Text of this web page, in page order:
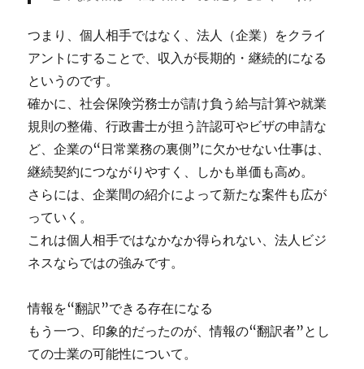
つまり、個人相手ではなく、法人（企業）をクライ
アントにすることで、収入が長期的・継続的になる
というのです。
確かに、社会保険労務士が請け負う給与計算や就業
規則の整備、行政書士が担う許認可やビザの申請な
ど、企業の“日常業務の裏側”に欠かせない仕事は、
継続契約につながりやすく、しかも単価も高め。
さらには、企業間の紹介によって新たな案件も広が
っていく。
これは個人相手ではなかなか得られない、法人ビジ
ネスならではの強みです。
情報を“翻訳”できる存在になる
もう一つ、印象的だったのが、情報の“翻訳者”とし
ての士業の可能性について。